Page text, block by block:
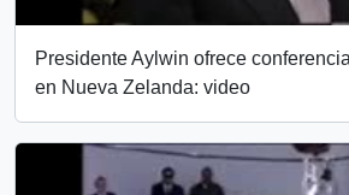
Presidente Aylwin ofrece
en Nueva Zelanda: video